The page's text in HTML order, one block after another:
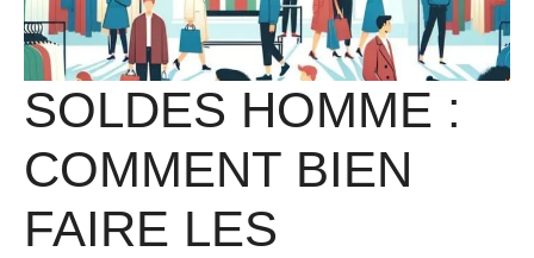
SOLDES HOMME :
COMMENT BIEN
FAIRE LES